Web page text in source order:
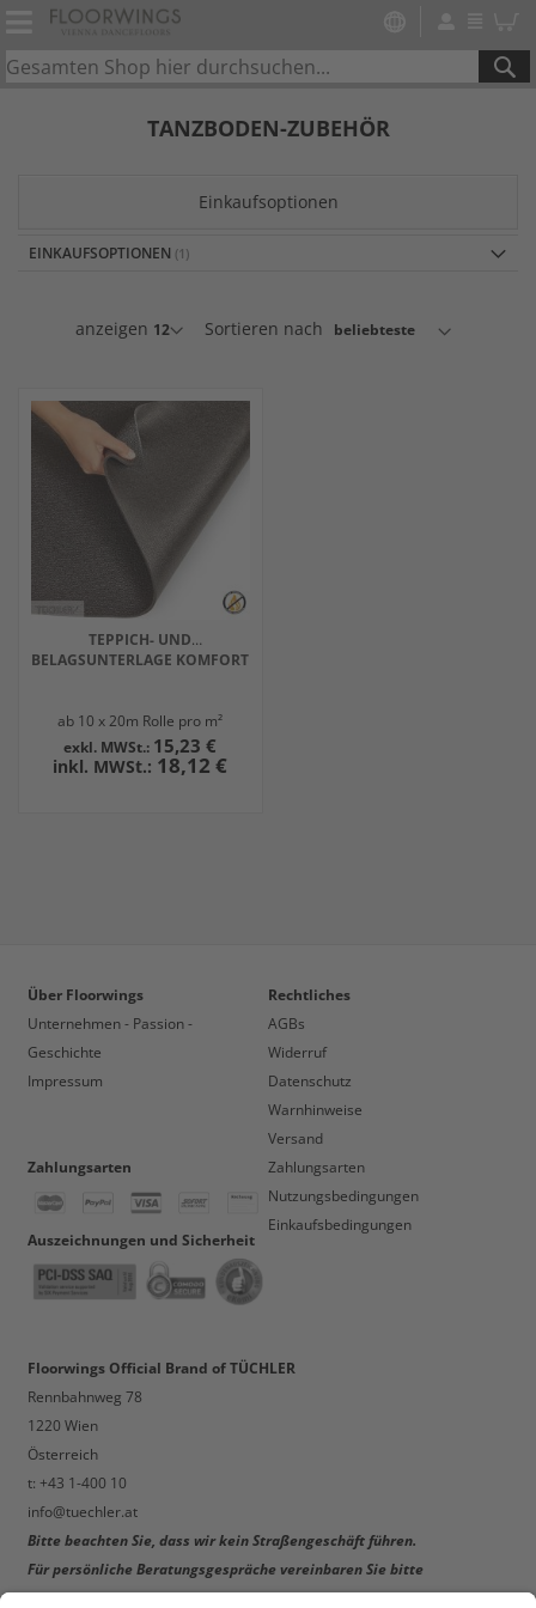
TANZBODEN-ZUBEHÖR
Einkaufsoptionen
EINKAUFSOPTIONEN
anzeigen Sortieren nach
TEPPICH- UND
BELAGSUNTERLAGE KOMFORT
ab 10 x 20m Rolle pro m²
18,12 €
15,23 €
Über Floorwings
Unternehmen - Passion -
Geschichte
Impressum
Zahlungsarten
Auszeichnungen und Sicherheit
Rechtliches
AGBs
Widerruf
Datenschutz
Warnhinweise
Versand
Zahlungsarten
Nutzungsbedingungen
Einkaufsbedingungen
Floorwings Official Brand of TÜCHLER
Rennbahnweg 78
1220 Wien
Österreich
t: +43 1-400 10
info@tuechler.at
Bitte beachten Sie, dass wir kein Straßengeschäft führen.
Für persönliche Beratungsgespräche vereinbaren Sie bitte
einen Termin!